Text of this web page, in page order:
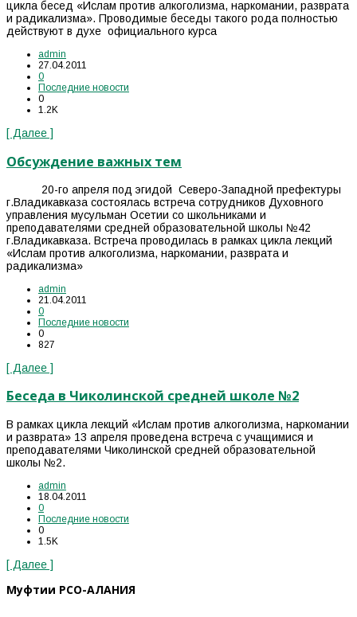
цикла бесед «Ислам против алкоголизма, наркомании, разврата
и радикализма». Проводимые беседы такого рода полностью
действуют в духе официального курса
admin
27.04.2011
0
Последние новости
0
1.2K
[ Далее ]
Обсуждение важных тем
20-го апреля под эгидой Северо-Западной префектуры
г.Владикавказа состоялась встреча сотрудников Духовного
управления мусульман Осетии со школьниками и
преподавателями средней образовательной школы №42
г.Владикавказа. Встреча проводилась в рамках цикла лекций
«Ислам против алкоголизма, наркомании, разврата и
радикализма»
admin
21.04.2011
0
Последние новости
0
827
[ Далее ]
Беседа в Чиколинской средней школе №2
В рамках цикла лекций «Ислам против алкоголизма, наркомании
и разврата» 13 апреля проведена встреча с учащимися и
преподавателями Чиколинской средней образовательной
школы №2.
admin
18.04.2011
0
Последние новости
0
1.5K
[ Далее ]
Муфтии РСО-АЛАНИЯ